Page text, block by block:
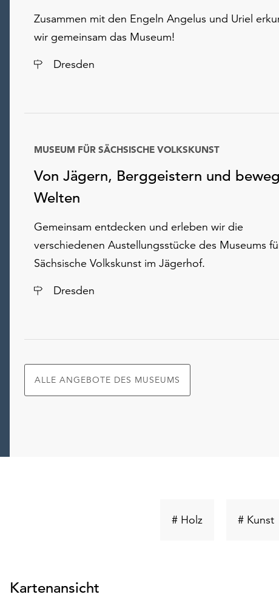
Zusammen mit den Engeln Angelus und Uriel
wir gemeinsam das Museum!
Ort
Dresden
Von Jägern, Berggeistern und
Welten
MUSEUM FÜR SÄCHSISCHE VOLKSKUNST
Gemeinsam entdecken und erleben wir die
verschiedenen Austellungsstücke des Museums
Sächsische Volkskunst im Jägerhof.
Ort
Dresden
ALLE ANGEBOTE DES MUSEUMS
# Holz Schlüsselwort
# Kunst
Kartenansicht